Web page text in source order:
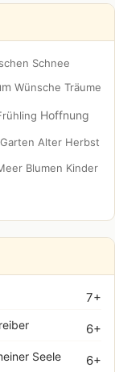
Schnee
Wünsche Träume
Hoffnung
Garten Alter Herbst
Blumen Kinder
7+
6+
6+
Seele